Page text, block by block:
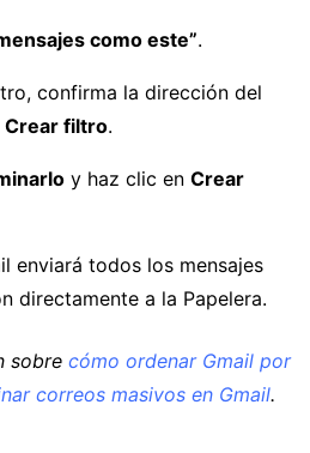
como este”.
confirma la dirección del
Crear filtro.
y haz clic en Crear
enviará todos los mensajes
directamente a la Papelera.
sobre cómo ordenar Gmail por
correos masivos en Gmail.